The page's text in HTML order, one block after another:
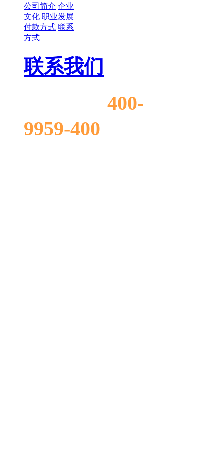
公司简介 企业
文化 职业发展
付款方式 联系
方式
联系我们
400-
9959-400